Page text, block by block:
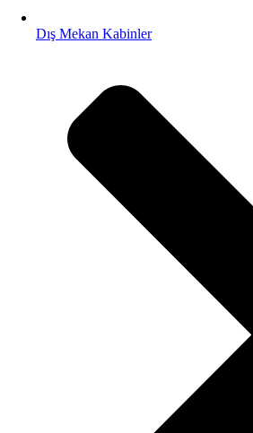
Dış Mekan Kabinler